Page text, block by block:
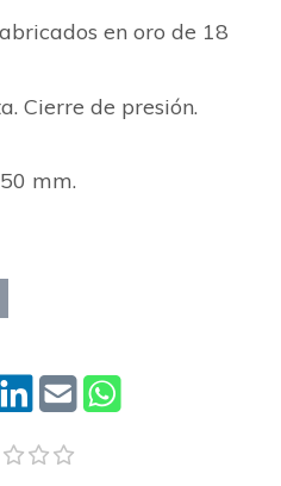
en oro de 18
Cierre de presión.
mm.